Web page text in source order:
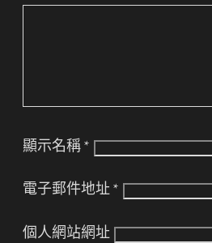
顯示名稱 *
電子郵件地址 *
個人網站網址